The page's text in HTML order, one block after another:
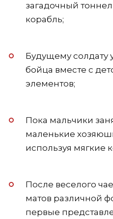
загадочный
корабль;
Будущему солдату
бойца вместе с
элементов;
Пока мальчики
маленькие
используя мягкие
После веселого
матов различной
первые